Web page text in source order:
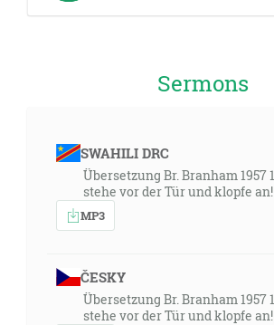
Sermons
SWAHILI DRC
Übersetzung Br. Branham 1957
stehe vor der Tür und klopfe
MP3
ČESKY
Übersetzung Br. Branham 1957
stehe vor der Tür und klopfe